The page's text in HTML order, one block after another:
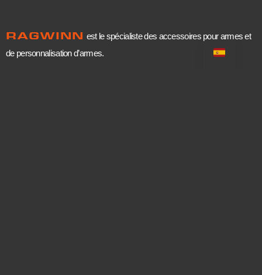
RAGWINN est le spécialiste des accessoires pour armes et
de personnalisation d’armes.